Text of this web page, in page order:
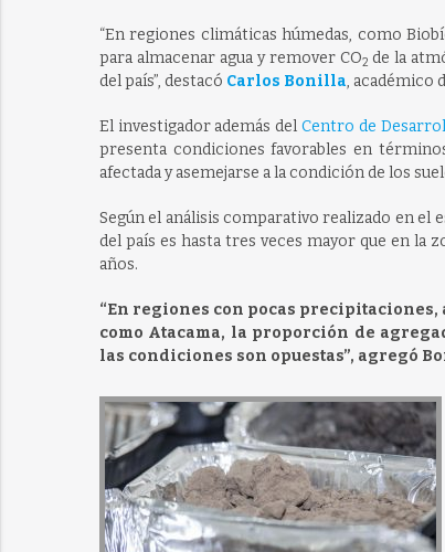
“En regiones climáticas húmedas, como
para almacenar agua y remover CO2 de la
del país”, destacó Carlos Bonilla, académico
El investigador además delCentro de
presenta condiciones favorables en
afectada y asemejarse a la condición de los
Según el análisis comparativo realizado en el
del país es hasta tres veces mayor que en
años.
“En regiones con pocas
como Atacama, la proporción de
las condiciones son opuestas”, agregó